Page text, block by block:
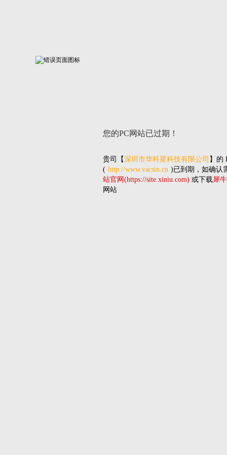
您的PC网站已过期！
贵司 【深圳市华科星科技有限公司 】的
( http://www.vacsin.cn )已到期，如确认
站官网(https://site.xiniu.com) 或下载犀
网站